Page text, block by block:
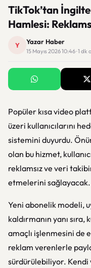
TikTok’tan
Hamlesi:
Y Yazar Haber
15 Mayıs 2026 10:46 · 1 dk
Popüler kısa video
üzeri kullanıcılarını
sistemini duyurdu.
olan bu hizmet,
reklamsız ve veri
etmelerini sağlayacak.
Yeni abonelik modeli,
kaldırmanın yanı
amaçlı işlenmesini de
reklam verenlerle
sürdürülebiliyor.